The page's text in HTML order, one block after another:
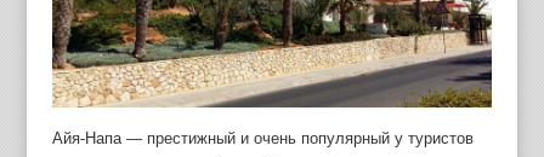
Айя-Напа — престижный и очень популярный у туристов